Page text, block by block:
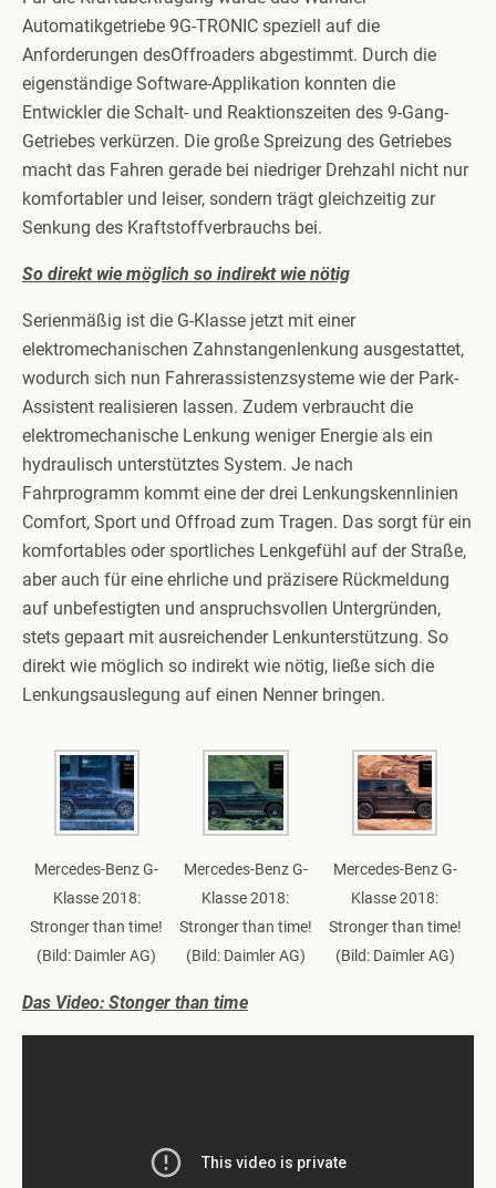
Automatikgetriebe 9G-TRONIC speziell auf die
Anforderungen desOffroaders abgestimmt. Durch die
eigenständige Software-Applikation konnten die
Entwickler die Schalt- und Reaktionszeiten des 9-Gang-
Getriebes verkürzen. Die große Spreizung des Getriebes
macht das Fahren gerade bei niedriger Drehzahl nicht nur
komfortabler und leiser, sondern trägt gleichzeitig zur
Senkung des Kraftstoffverbrauchs bei.
So direkt wie möglich so indirekt wie nötig
Serienmäßig ist die G-Klasse jetzt mit einer
elektromechanischen Zahnstangenlenkung ausgestattet,
wodurch sich nun Fahrerassistenzsysteme wie der Park-
Assistent realisieren lassen. Zudem verbraucht die
elektromechanische Lenkung weniger Energie als ein
hydraulisch unterstütztes System. Je nach
Fahrprogramm kommt eine der drei Lenkungskennlinien
Comfort, Sport und Offroad zum Tragen. Das sorgt für ein
komfortables oder sportliches Lenkgefühl auf der Straße,
aber auch für eine ehrliche und präzisere Rückmeldung
auf unbefestigten und anspruchsvollen Untergründen,
stets gepaart mit ausreichender Lenkunterstützung. So
direkt wie möglich so indirekt wie nötig, ließe sich die
Lenkungsauslegung auf einen Nenner bringen.
Mercedes-Benz G-
Klasse 2018:
Stronger than time!
(Bild: Daimler AG)
Mercedes-Benz G-
Klasse 2018:
Stronger than time!
(Bild: Daimler AG)
Mercedes-Benz G-
Klasse 2018:
Stronger than time!
(Bild: Daimler AG)
Das Video: Stonger than time